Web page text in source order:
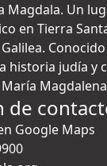
Magdala. Un
en Tierra
historia judía y
de
Google Maps